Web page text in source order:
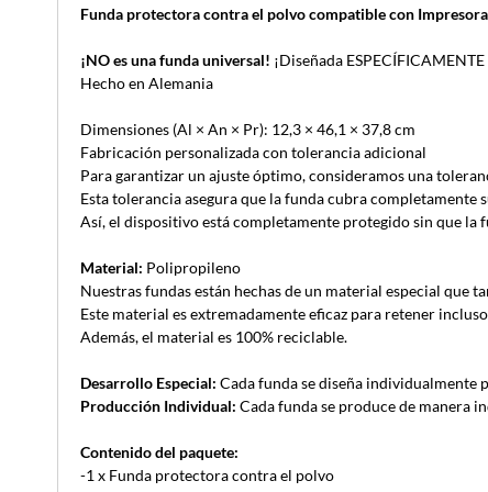
Funda protectora contra el polvo compatible con
¡NO es una funda universal! ¡Diseñada
Hecho en Alemania
Dimensiones (Al × An × Pr): 12,3 × 46,1 × 37,8 cm
Fabricación personalizada con tolerancia adicional
Para garantizar un ajuste óptimo, consideramos una
Esta tolerancia asegura que la funda cubra completamente
Así, el dispositivo está completamente protegido sin que la
Material: Polipropileno
Nuestras fundas están hechas de un material especial que
Este material es extremadamente eficaz para retener
Además, el material es 100% reciclable.
Desarrollo Especial: Cada funda se diseña individualmente
Producción Individual: Cada funda se produce de manera
Contenido del paquete:
-1 x Funda protectora contra el polvo